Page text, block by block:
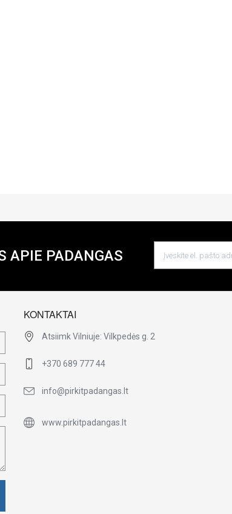
APIE PADANGAS
KONTAKTAI
Atsiimk Vilniuje: Vilkpedės g. 2
+370 689 777 44
info@pirkitpadangas.lt
www.pirkitpadangas.lt